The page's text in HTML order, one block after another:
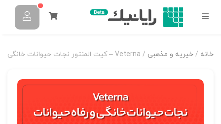
خانه / خیریه و مذهبی / Veterna – کیت المنتور نجات حیوانات خانگی و رفاه حیوانات